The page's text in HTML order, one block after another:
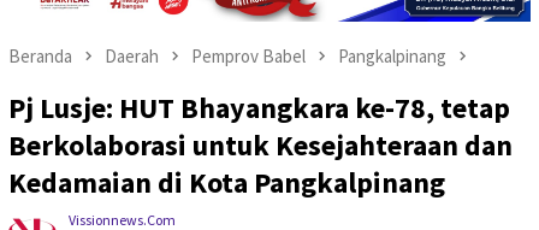
Beranda Daerah Pemprov Babel Pangkalpinang
Pj Lusje: HUT Bhayangkara ke-78, tetap
Berkolaborasi untuk Kesejahteraan dan
Kedamaian di Kota Pangkalpinang
Vissionnews.com